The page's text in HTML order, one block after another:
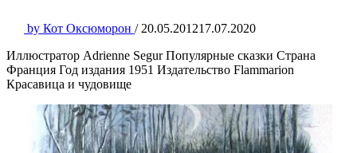
by Кот Оксюморон / 20.05.201217.07.2020
Иллюстратор Adrienne Segur Популярные сказки Страна
Франция Год издания 1951 Издательство Flammarion
Красавица и чудовище